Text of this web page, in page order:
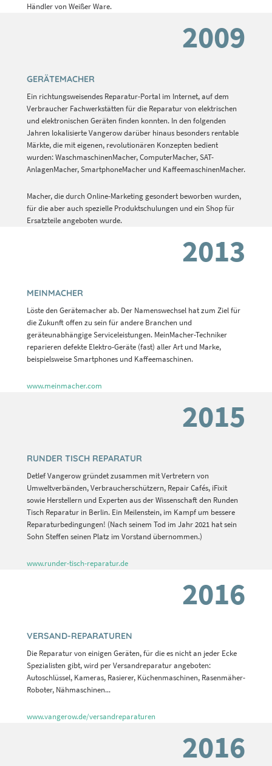
Händler von Weißer Ware.
2009
GERÄTEMACHER
Ein richtungsweisendes Reparatur-Portal im Internet, auf dem
Verbraucher Fachwerkstätten für die Reparatur von elektrischen
und elektronischen Geräten finden konnten. In den folgenden
Jahren lokalisierte Vangerow darüber hinaus besonders rentable
Märkte, die mit eigenen, revolutionären Konzepten bedient
wurden: WaschmaschinenMacher, ComputerMacher, SAT-
AnlagenMacher, SmartphoneMacher und KaffeemaschinenMacher.
Macher, die durch Online-Marketing gesondert beworben wurden,
für die aber auch spezielle Produktschulungen und ein Shop für
Ersatzteile angeboten wurde.
2013
MEINMACHER
Löste den Gerätemacher ab. Der Namenswechsel hat zum Ziel für
die Zukunft offen zu sein für andere Branchen und
geräteunabhängige Serviceleistungen. MeinMacher-Techniker
reparieren defekte Elektro-Geräte (fast) aller Art und Marke,
beispielsweise Smartphones und Kaffeemaschinen.
www.meinmacher.com
2015
RUNDER TISCH REPARATUR
Detlef Vangerow gründet zusammen mit Vertretern von
Umweltverbänden, Verbraucherschützern, Repair Cafés, iFixit
sowie Herstellern und Experten aus der Wissenschaft den Runden
Tisch Reparatur in Berlin. Ein Meilenstein, im Kampf um bessere
Reparaturbedingungen! (Nach seinem Tod im Jahr 2021 hat sein
Sohn Steffen seinen Platz im Vorstand übernommen.)
www.runder-tisch-reparatur.de
2016
VERSAND-REPARATUREN
Die Reparatur von einigen Geräten, für die es nicht an jeder Ecke
Spezialisten gibt, wird per Versandreparatur angeboten:
Autoschlüssel, Kameras, Rasierer, Küchenmaschinen, Rasenmäher-
Roboter, Nähmaschinen...
www.vangerow.de/versandreparaturen
2016